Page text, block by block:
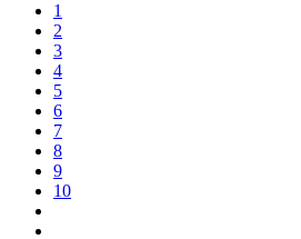
1
2
3
4
5
6
7
8
9
10